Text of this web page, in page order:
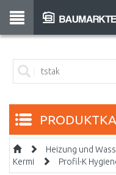
Heizung und
Kermi
Profil-K